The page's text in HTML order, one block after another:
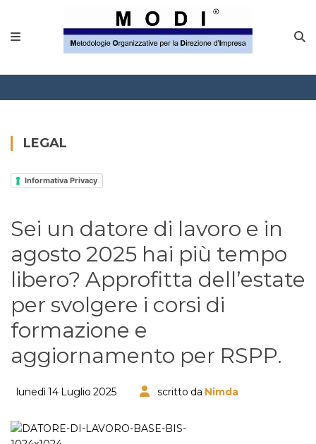
Questionario
Blog e info
FAQ
Sei un datore di lavoro e in
agosto 2025 hai più tempo
libero? Approfitta dell’estate
per svolgere i corsi di
formazione e
aggiornamento per RSPP.
lunedì 14 Luglio 2025 scritto da Nimda
LEGAL
Informativa Privacy